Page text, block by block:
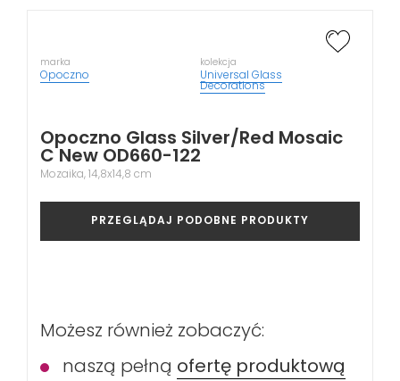
marka
Opoczno
kolekcja
Universal Glass
Decorations
Opoczno Glass Silver/Red Mosaic
C New OD660-122
Mozaika, 14,8x14,8 cm
PRZEGLĄDAJ PODOBNE PRODUKTY
Możesz również zobaczyć:
naszą pełną ofertę produktową